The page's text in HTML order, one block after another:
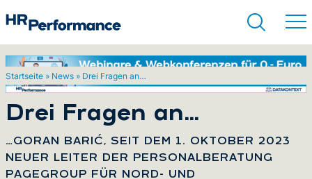
Startseite » News » Drei Fragen an…
Drei Fragen an…
…GORAN BARIĆ, SEIT DEM 1. OKTOBER 2023
NEUER LEITER DER PERSONALBERATUNG
PAGEGROUP FÜR NORD- UND